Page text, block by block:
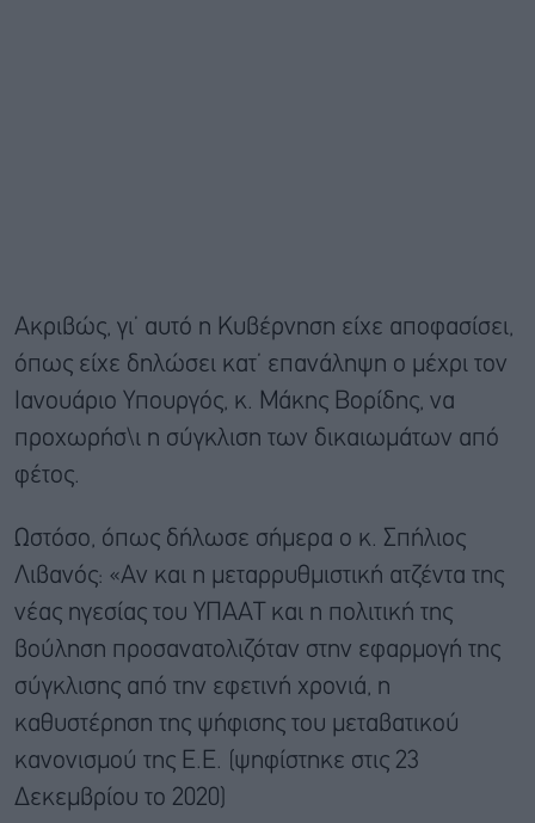
Ακριβώς, γι’ αυτό η Κυβέρνηση είχε αποφασίσει,
όπως είχε δηλώσει κατ’ επανάληψη ο μέχρι τον
Ιανουάριο Υπουργός, κ. Μάκης Βορίδης, να
προχωρήσ\ι η σύγκλιση των δικαιωμάτων από
φέτος.
Ωστόσο, όπως δήλωσε σήμερα ο κ. Σπήλιος
Λιβανός: «Αν και η μεταρρυθμιστική ατζέντα της
νέας ηγεσίας του ΥΠΑΑΤ και η πολιτική της
βούληση προσανατολιζόταν στην εφαρμογή της
σύγκλισης από την εφετινή χρονιά, η
καθυστέρηση της ψήφισης του μεταβατικού
κανονισμού της Ε.Ε. (ψηφίστηκε στις 23
Δεκεμβρίου το 2020)